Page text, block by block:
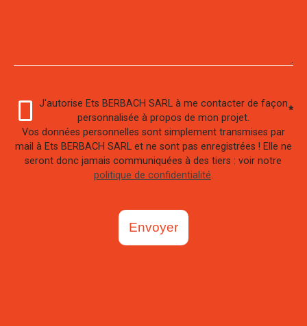
J'autorise Ets BERBACH SARL à me contacter de façon
personnalisée à propos de mon projet.
*
Vos données personnelles sont simplement transmises par
mail à Ets BERBACH SARL et ne sont pas enregistrées ! Elle ne
seront donc jamais communiquées à des tiers : voir notre
politique de confidentialité.
Envoyer